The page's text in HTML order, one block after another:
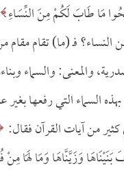
مَا طَابَ لَكُمْ مِنَ النِّسَاءِ
فـ (ما) تقام مقام
والمعنى: والسماء
السماء التي رفعها بغير
كثير من آيات القرآن فقال:
بَنَيْنَاهَا وَزَيَّنَّاهَا وَمَا لَهَا